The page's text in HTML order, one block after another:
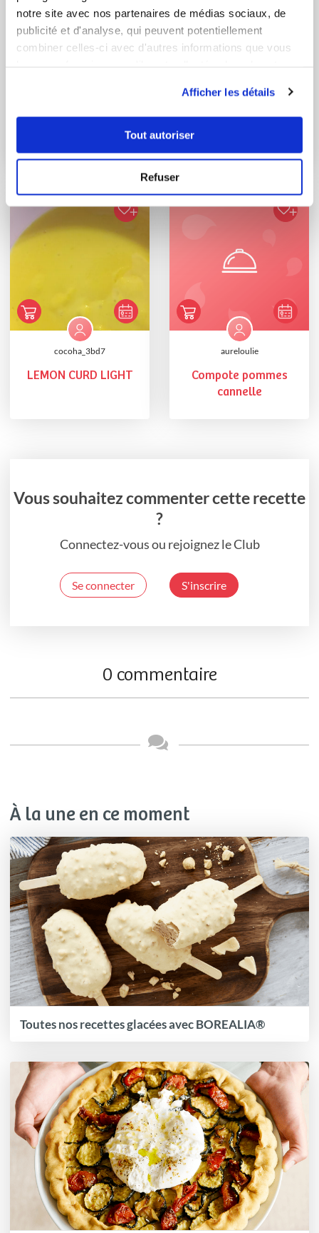
notre site avec nos partenaires de médias sociaux, de
publicité et d'analyse, qui peuvent potentiellement
combiner celles-ci avec d'autres informations que vous
Afficher les détails
Tout autoriser
Refuser
Tarte Pomme Kiwi
cocoha_3bd7
LEMON CURD LIGHT
aureloulie
Compote pommes
cannelle
Vous souhaitez commenter cette recette
?
Connectez-vous ou rejoignez le Club
Se connecter S'inscrire
0 commentaire
À la une en ce moment
Toutes nos recettes glacées avec BOREALIA®